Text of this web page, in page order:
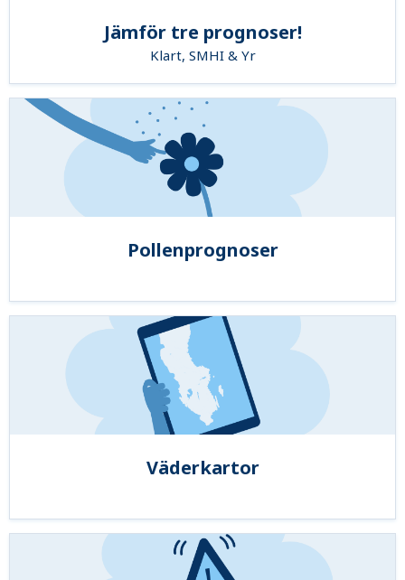
Jämför tre prognoser!
Klart, SMHI & Yr
Pollenprognoser
Väderkartor